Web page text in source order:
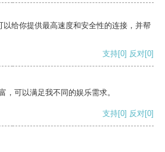
给你提供最高速度和安全性的连接，并帮
支持[0] 反对[0]
，可以满足我不同的娱乐需求。
支持[0] 反对[0]